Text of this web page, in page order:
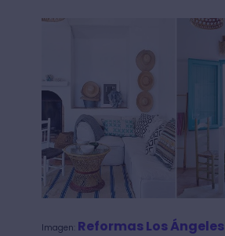
Imagen: Reformas Los Ángeles